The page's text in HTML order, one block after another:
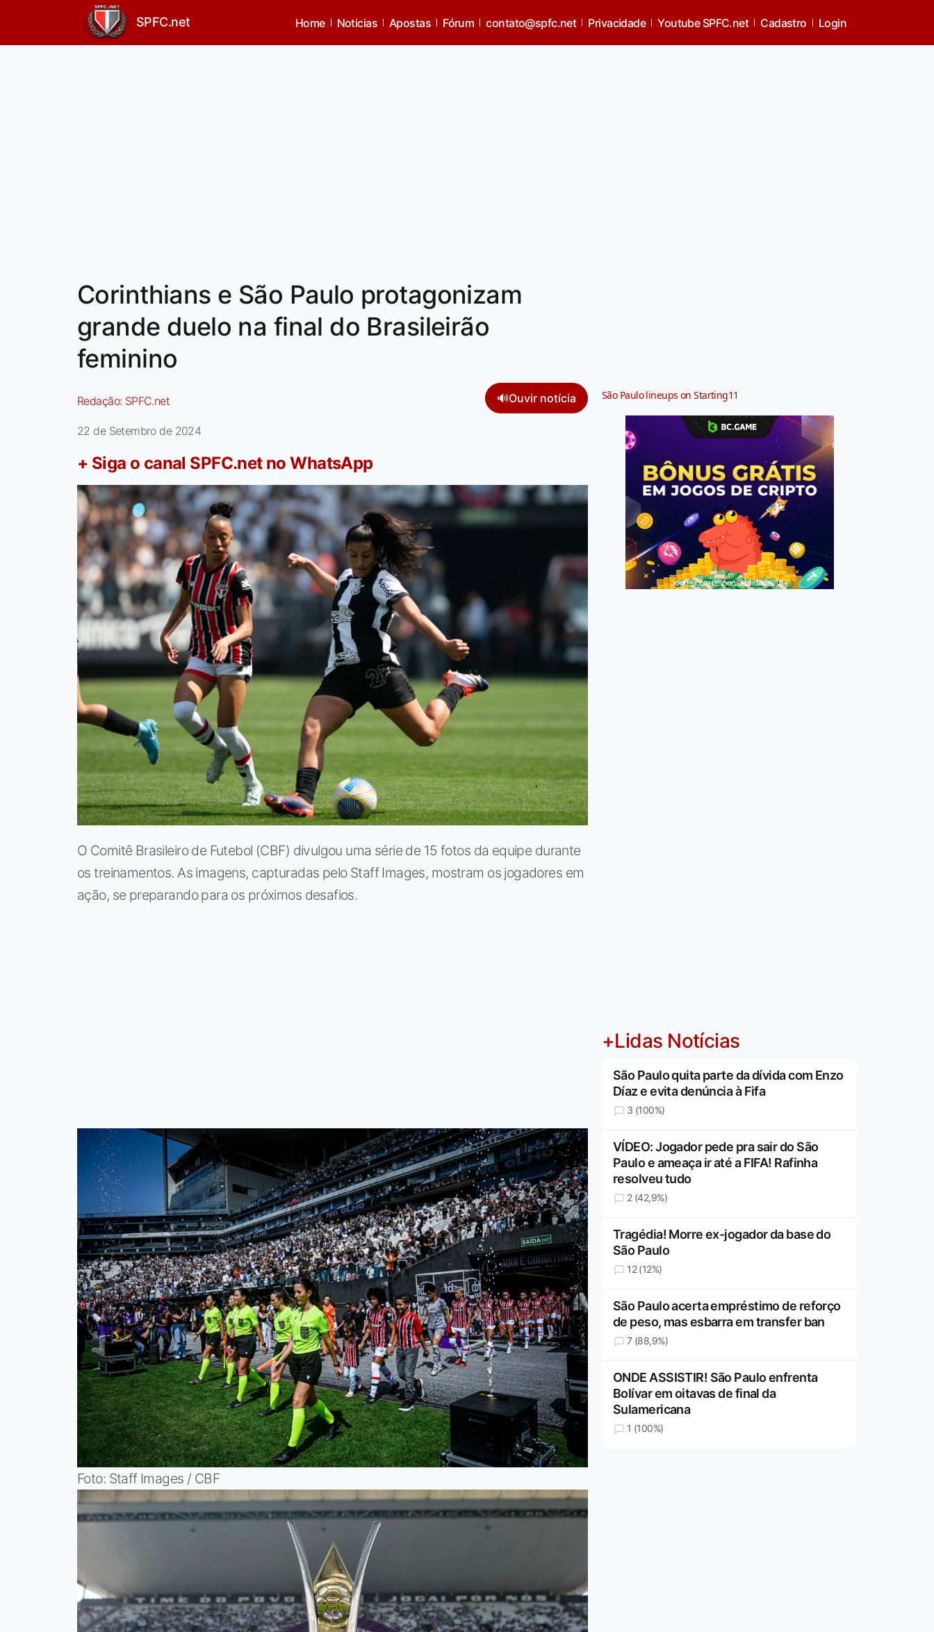
SPFC.net Home Noticias Apostas Fórum contato@spfc.net Privacidade Youtube SPFC.net Cadastro Login
Corinthians e São Paulo protagonizam
grande duelo na final do Brasileirão
feminino
Redação: SPFC.net 🔊Ouvir notícia
22 de Setembro de 2024
+ Siga o canal SPFC.net no WhatsApp
O Comitê Brasileiro de Futebol (CBF) divulgou uma série de 15 fotos da equipe durante
os treinamentos. As imagens, capturadas pelo Staff Images, mostram os jogadores em
ação, se preparando para os próximos desafios.
Foto: Staff Images / CBF
São Paulo lineups on Starting11
Jogue com responsabilidade. 18+
+Lidas Notícias
São Paulo quita parte da dívida com Enzo
Díaz e evita denúncia à Fifa
3 (100%)
VÍDEO: Jogador pede pra sair do São
Paulo e ameaça ir até a FIFA! Rafinha
resolveu tudo
2 (42,9%)
Tragédia! Morre ex-jogador da base do
São Paulo
12 (12%)
São Paulo acerta empréstimo de reforço
de peso, mas esbarra em transfer ban
7 (88,9%)
ONDE ASSISTIR! São Paulo enfrenta
Bolívar em oitavas de final da
Sulamericana
1 (100%)